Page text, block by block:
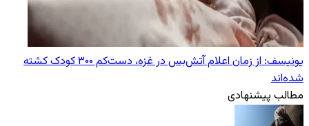
یونیسف: از زمان اعلام آتش‌بس در غزه، دست‌کم ۳۰۰ کودک کشته
شده‌اند
مطالب پیشنهادی